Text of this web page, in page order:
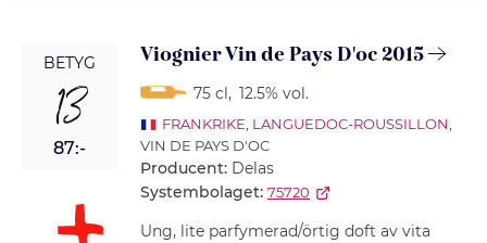
BETYG
13
87:-
Viognier Vin de Pays D'oc 2015
75 cl, 12.5% vol.
FRANKRIKE LANGUEDOC-ROUSSILLON
VIN DE PAYS D'OC
Producent: Delas
Systembolaget: 75720
Ung, lite parfymerad/örtig doft av vita